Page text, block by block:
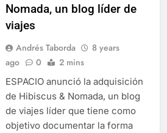
Nomada, un blog líder de
viajes
Andrés Taborda
8 years
ago
0 2 mins
ESPACIO anunció la adquisición
de Hibiscus & Nomada, un blog
de viajes líder que tiene como
objetivo documentar la forma